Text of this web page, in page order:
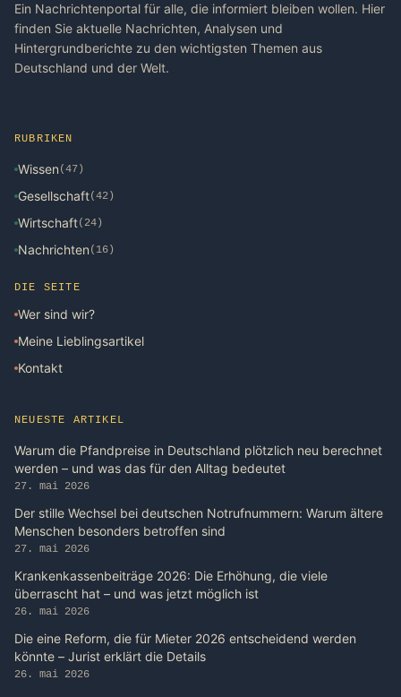
Ein Nachrichtenportal für alle, die informiert bleiben wollen. Hier
finden Sie aktuelle Nachrichten, Analysen und
Hintergrundberichte zu den wichtigsten Themen aus
Deutschland und der Welt.
RUBRIKEN
Wissen (47)
Gesellschaft(42)
Wirtschaft(24)
Nachrichten (16)
DIE SEITE
Wer sind wir?
Meine Lieblingsartikel
Kontakt
NEUESTE ARTIKEL
Warum die Pfandpreise in Deutschland plötzlich neu berechnet
werden – und was das für den Alltag bedeutet
27. mai 2026
Der stille Wechsel bei deutschen Notrufnummern: Warum ältere
Menschen besonders betroffen sind
27. mai 2026
Krankenkassenbeiträge 2026: Die Erhöhung, die viele
überrascht hat – und was jetzt möglich ist
26. mai 2026
Die eine Reform, die für Mieter 2026 entscheidend werden
könnte – Jurist erklärt die Details
26. mai 2026